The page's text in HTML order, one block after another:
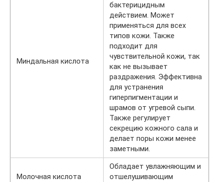
Миндальная кислота
бактерицидным
действием. Может
применяться для всех
типов кожи. Также
подходит для
чувствительной кожи, так
как не вызывает
раздражения. Эффективна
для устранения
гиперпигментации и
шрамов от угревой сыпи.
Также регулирует
секрецию кожного сала и
делает поры кожи менее
заметными.
Молочная кислота
Обладает увлажняющим и
отшелушивающим